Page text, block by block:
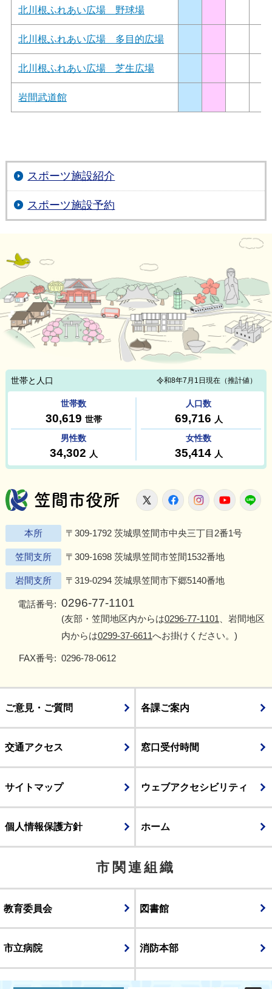
北川根ふれあい広場 野球場
北川根ふれあい広場 多目的広場
北川根ふれあい広場 芝生広場
岩間武道館
スポーツ施設紹介
スポーツ施設予約
笠間市役所
X FacebookInstagram
本所 〒309-1792 茨城県笠間市中央三丁目2番1号
笠間支所 〒309-1698 茨城県笠間市笠間1532番地
岩間支所 〒319-0294 茨城県笠間市下郷5140番地
電話番号: 0296-77-1101
(友部・笠間地区内からは0296-77-1101 、岩間地区
内からは0299-37-6611へお掛けください。)
FAX番号: 0296-78-0612
ご意見・ご質問 各課ご案内
交通アクセス 窓口受付時間
サイトマップ ウェブアクセシビリティ
個人情報保護方針 ホーム
市関連組織
教育委員会 図書館
市立病院 消防本部